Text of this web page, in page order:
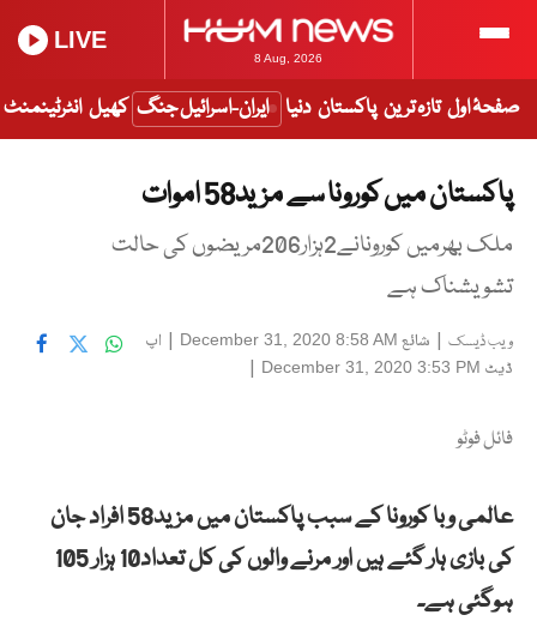
8 Aug, 2026
LIVE
صفحۂ اول تازہ ترین پاکستان دنیا ایران-اسرائیل جنگ کھیل انٹرٹینمنٹ
پاکستان میں کورونا سے مزید58 اموات
ملک بھرمیں کورونانے2ہزار206مریضوں کی حالت
تشویشناک ہے
ویب ڈیسک | شائع December 31, 2020 8:58 AM
| اپ
ڈیٹ December 31, 2020 3:53 PM
|
فائل فوٹو
عالمی وبا کورونا کے سبب پاکستان میں مزید58 افراد جان
کی بازی ہار گئے ہیں اور مرنے والوں کی کل تعداد10 ہزار 105
ہوگئی ہے۔